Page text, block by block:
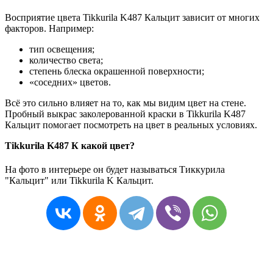
Восприятие цвета Tikkurila K487 Кальцит зависит от многих
факторов. Например:
тип освещения;
количество света;
степень блеска окрашенной поверхности;
«соседних» цветов.
Всё это сильно влияет на то, как мы видим цвет на стене.
Пробный выкрас заколерованной краски в Tikkurila K487
Кальцит помогает посмотреть на цвет в реальных условиях.
Tikkurila K487 К какой цвет?
На фото в интерьере он будет называться Тиккурила
"Кальцит" или Tikkurila K Кальцит.